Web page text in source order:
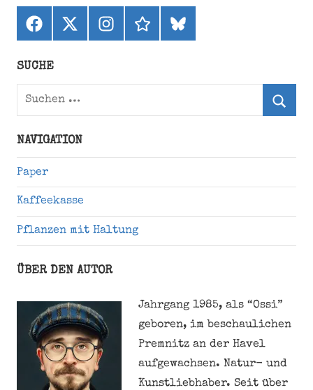
Facebook
X
(ehemals
Instagramthreadsbluesky
SUCHE
Suchen
NAVIGATION
Paper
Kaffeekasse
Pflanzen mit Haltung
ÜBER DEN AUTOR
Jahrgang 1985, als “Ossi”
geboren, im beschaulichen
Premnitz an der Havel
aufgewachsen. Natur- und
Kunstliebhaber. Seit über